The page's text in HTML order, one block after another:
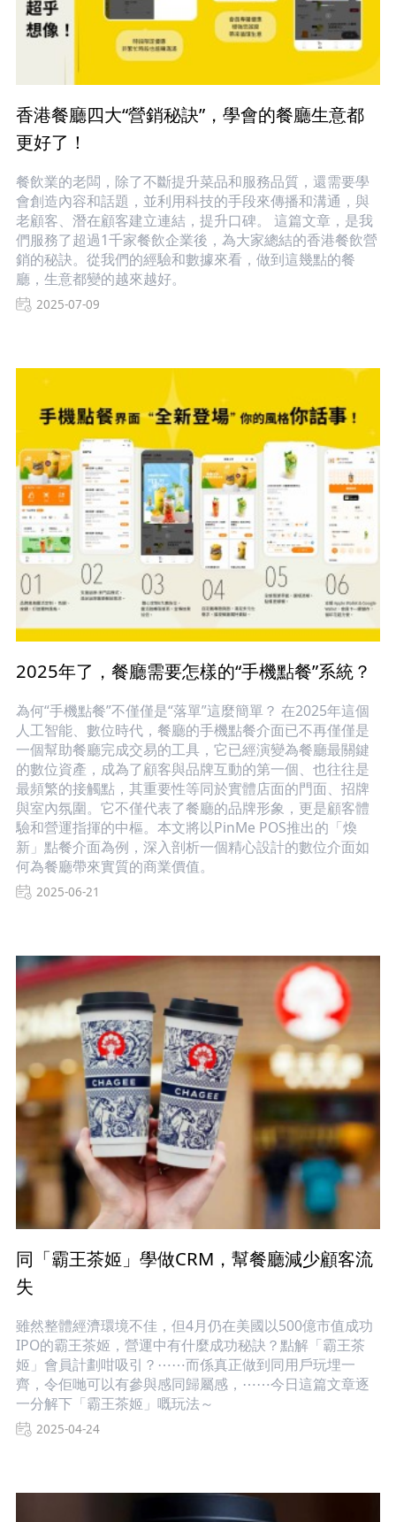
香港餐廳四大“營銷秘訣”，學會的餐廳生意都
更好了！
餐飲業的老闆，除了不斷提升菜品和服務品質，還需要學
會創造內容和話題，並利用科技的手段來傳播和溝通，與
老顧客、潛在顧客建立連結，提升口碑。 這篇文章，是我
們服務了超過1千家餐飲企業後，為大家總結的香港餐飲營
銷的秘訣。從我們的經驗和數據來看，做到這幾點的餐
廳，生意都變的越來越好。
2025-07-09
2025年了，餐廳需要怎樣的“手機點餐”系統？
為何“手機點餐”不僅僅是“落單”這麼簡單？ 在2025年這個
人工智能、數位時代，餐廳的手機點餐介面已不再僅僅是
一個幫助餐廳完成交易的工具，它已經演變為餐廳最關鍵
的數位資產，成為了顧客與品牌互動的第一個、也往往是
最頻繁的接觸點，其重要性等同於實體店面的門面、招牌
與室內氛圍。它不僅代表了餐廳的品牌形象，更是顧客體
驗和營運指揮的中樞。本文將以PinMe POS推出的「煥
新」點餐介面為例，深入剖析一個精心設計的數位介面如
何為餐廳帶來實質的商業價值。
2025-06-21
同「霸王茶姬」學做CRM，幫餐廳減少顧客流
失
雖然整體經濟環境不佳，但4月仍在美國以500億市值成功
IPO的霸王茶姬，營運中有什麼成功秘訣？點解「霸王茶
姬」會員計劃咁吸引？⋯⋯而係真正做到同用戶玩埋一
齊，令佢哋可以有參與感同歸屬感，⋯⋯今日這篇文章逐
一分解下「霸王茶姬」嘅玩法～
2025-04-24